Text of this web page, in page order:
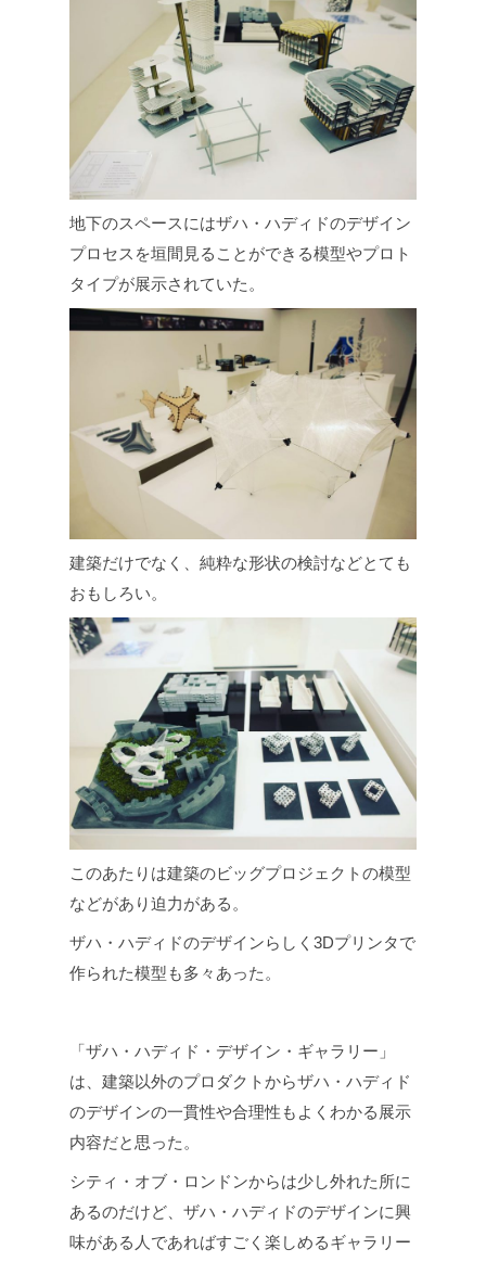
地下のスペースにはザハ・ハディドのデザイン
プロセスを垣間見ることができる模型やプロト
タイプが展示されていた。
建築だけでなく、純粋な形状の検討などとても
おもしろい。
このあたりは建築のビッグプロジェクトの模型
などがあり迫力がある。
ザハ・ハディドのデザインらしく3Dプリンタで
作られた模型も多々あった。
「ザハ・ハディド・デザイン・ギャラリー」
は、建築以外のプロダクトからザハ・ハディド
のデザインの一貫性や合理性もよくわかる展示
内容だと思った。
シティ・オブ・ロンドンからは少し外れた所に
あるのだけど、ザハ・ハディドのデザインに興
味がある人であればすごく楽しめるギャラリー